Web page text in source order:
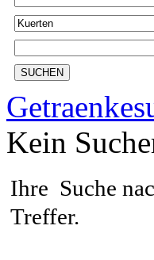
SUCHEN
Kein
Ihre Suche
Treffer.